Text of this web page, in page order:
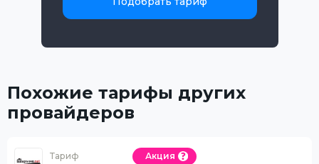
Похожие тарифы других
провайдеров
Тариф Акция